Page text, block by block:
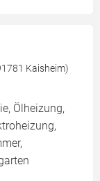
Kaisheim)
Ölheizung,